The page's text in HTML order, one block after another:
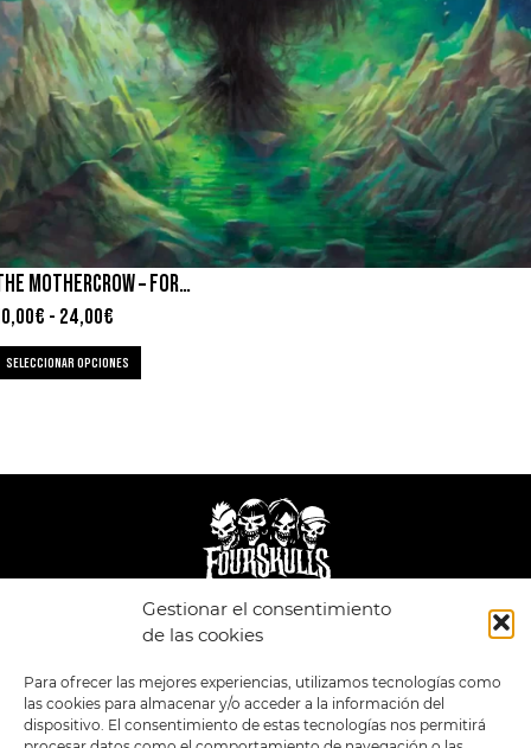
Gestionar el consentimiento
de las cookies
Para ofrecer las mejores experiencias, utilizamos tecnologías como
las cookies para almacenar y/o acceder a la información del
dispositivo. El consentimiento de estas tecnologías nos permitirá
THE MOTHERCROW – FORÁNEO
€ - 24,00€
SELECCIONAR OPCIONES
PRIVACIDAD
TÉRMINOS Y
CONDICIONES
GENERALES DE LA
FORMATOS
PREVENTAS
MERCHANDISING